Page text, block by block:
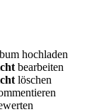
hochladen
bearbeiten
löschen